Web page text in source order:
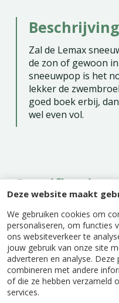
Deze website maakt
We gebruiken cookies om
personaliseren, om functies
ons websiteverkeer te
jouw gebruik van onze site
adverteren en analyse.
combineren met andere
of die ze hebben verzameld
services.
Beschrijving
Zal de Lemax
de zon of gewoon
sneeuwpop is het
lekker de
goed boek erbij,
wel even vol.
Specificaties
EAN code
Merk Lemax
Lengte (cm) 8